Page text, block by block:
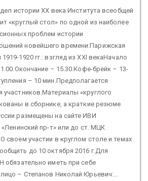
истории ХХ века Института всеобщей
«круглый стол» по одной из наиболее
проблем истории
новейшего времени:Парижская
1920 гг.: взгляд из XXI векаНачало
– 15.30.Кофе-брейк – 13-
– 10 мин.Предполагается
участников.Материалы «круглого
в сборнике, а краткие резюме
размещены на сайте ИВИ
пр-т» или до ст. МЦК
своем участии в круглом столе и темах
до 10 октября 2016 г.Для
обязательно иметь при себе
– Степанов Николай Юрьевич:...